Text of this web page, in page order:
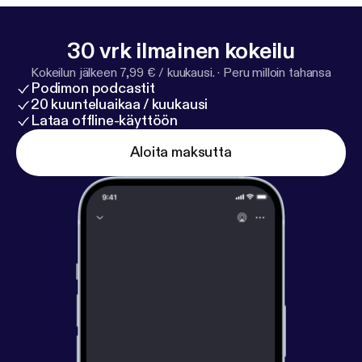
30 vrk ilmainen kokeilu
Kokeilun jälkeen 7,99 € / kuukausi. · Peru milloin tahansa
Podimon podcastit
20 kuunteluaikaa / kuukausi
Lataa offline-käyttöön
Aloita maksutta